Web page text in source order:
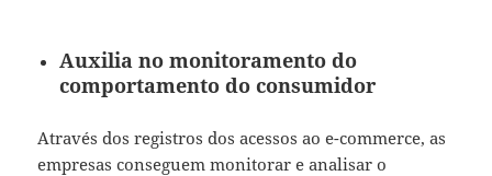
Auxilia no monitoramento do
comportamento do consumidor
Através dos registros dos acessos ao e-commerce, as
empresas conseguem monitorar e analisar o